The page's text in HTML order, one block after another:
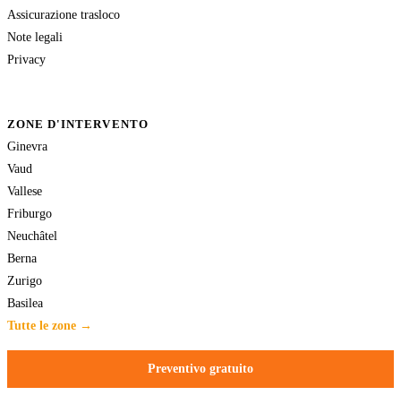
Assicurazione trasloco
Note legali
Privacy
ZONE D'INTERVENTO
Ginevra
Vaud
Vallese
Friburgo
Neuchâtel
Berna
Zurigo
Basilea
Tutte le zone →
Preventivo gratuito